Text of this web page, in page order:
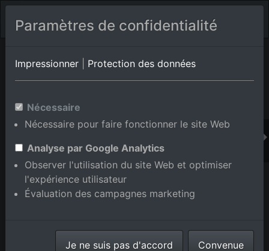
Album de lieux Altlußheim en Bade-Wurtemberg,Allemagne
Paramètres de confidentialité
Impressionner Protection des données
Nécessaire
Nécessaire pour faire fonctionner le site Web
Analyse par Google Analytics
Observer l'utilisation du site Web et optimiser
l'expérience utilisateur
Évaluation des campagnes marketing
Je ne suis pas d'accord Convenue